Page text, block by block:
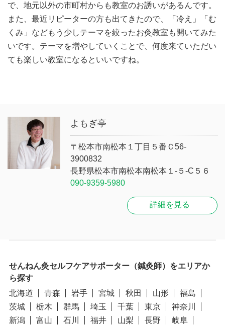
で、地元以外の市町村からも教室のお誘いがあるんです。
また、最近リピーターの方も出てきたので、「冷え」「む
くみ」などもう少しテーマを絞ったお灸教室も開いてみた
いです。テーマを増やしていくことで、何度来ていただい
ても楽しい教室になるといいですね。
よもぎ亭
〒松本市南松本１丁目５番Ｃ56-
3900832
長野県松本市南松本南松本１-５-C５６
090-9359-5980
詳細を見る
せんねん灸セルフケアサポーター（鍼灸師）をエリアか
ら探す
北海道
青森 岩手 宮城 秋田 山形
福島
茨城
栃木 群馬 埼玉 千葉 東京
神奈川
新潟
富山 石川 福井 山梨 長野
岐阜